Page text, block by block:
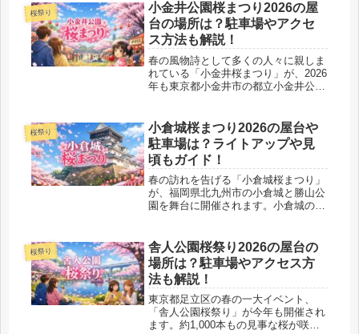
桜祭り
小金井公園桜まつり2026の屋
台の場所は？駐車場やアクセ
ス方法も解説！
春の風物詩として多くの人々に親しま
れている「小金井桜まつり」が、2026
年も東京都小金井市の都立小金井公園
が楽しめることで人気を集めていま
す。さらに、屋台グルメやライト...
桜祭り
小倉城桜まつり2026の屋台や
駐車場は？ライトアップや見
頃もガイド！
春の訪れを告げる「小倉城桜まつり」
が、福岡県北九州市の小倉城と勝山公
園を舞台に開催されます。小倉城の美
寄せる春の一大イベントです。昼間の
青空に映える桜と、小倉城を中心に
幻...
桜祭り
舎人公園桜祭り2026の屋台の
場所は？駐車場やアクセス方
法も解説！
東京都足立区の春の一大イベント、
「舎人公園桜祭り」が今年も開催され
ます。約1,000本もの見事な桜が咲き